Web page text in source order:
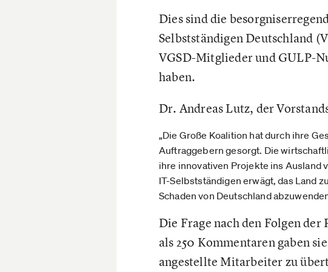
Dies sind die
Selbstständigen Deutschland
VGSD-Mitglieder und GULP-
haben.
Dr. Andreas Lutz, der
„Die Große Koalition hat durch ihre
Auftraggebern gesorgt. Die
ihre innovativen Projekte ins Ausland
IT-Selbstständigen erwägt, das Land
Schaden von Deutschland
Die Frage nach den Folgen
als 250 Kommentaren gaben
angestellte Mitarbeiter zu